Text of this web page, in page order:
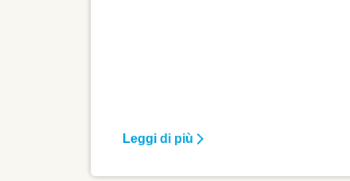
cardiaca basata sull’esercizio fisico
Leggi di più